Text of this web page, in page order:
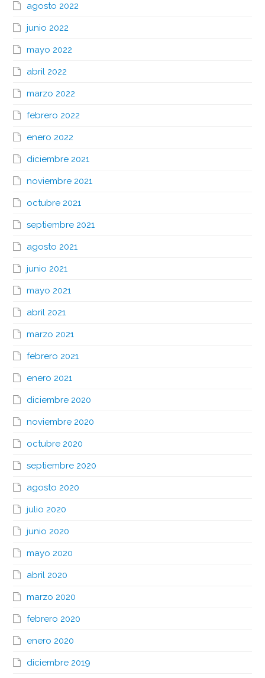
agosto 2022
junio 2022
mayo 2022
abril 2022
marzo 2022
febrero 2022
enero 2022
diciembre 2021
noviembre 2021
octubre 2021
septiembre 2021
agosto 2021
junio 2021
mayo 2021
abril 2021
marzo 2021
febrero 2021
enero 2021
diciembre 2020
noviembre 2020
octubre 2020
septiembre 2020
agosto 2020
julio 2020
junio 2020
mayo 2020
abril 2020
marzo 2020
febrero 2020
enero 2020
diciembre 2019